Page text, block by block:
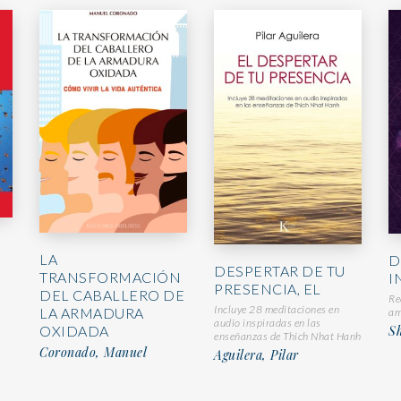
LA
TRANSFORMACIÓN
DEL CABALLERO DE
LA ARMADURA
OXIDADA
Coronado, Manuel
DESPERTAR DE TU
PRESENCIA, EL
Incluye 28 meditaciones en
audio inspiradas en las
enseñanzas de Thich Nhat Hanh
Aguilera, Pilar